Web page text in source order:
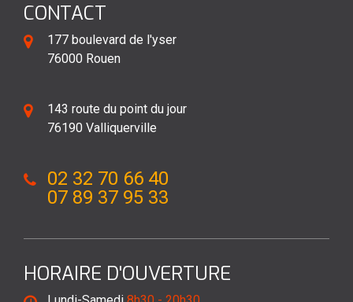
CONTACT
177 boulevard de l'yser
76000 Rouen
143 route du point du jour
76190 Valliquerville
02 32 70 66 40
07 89 37 95 33
HORAIRE D'OUVERTURE